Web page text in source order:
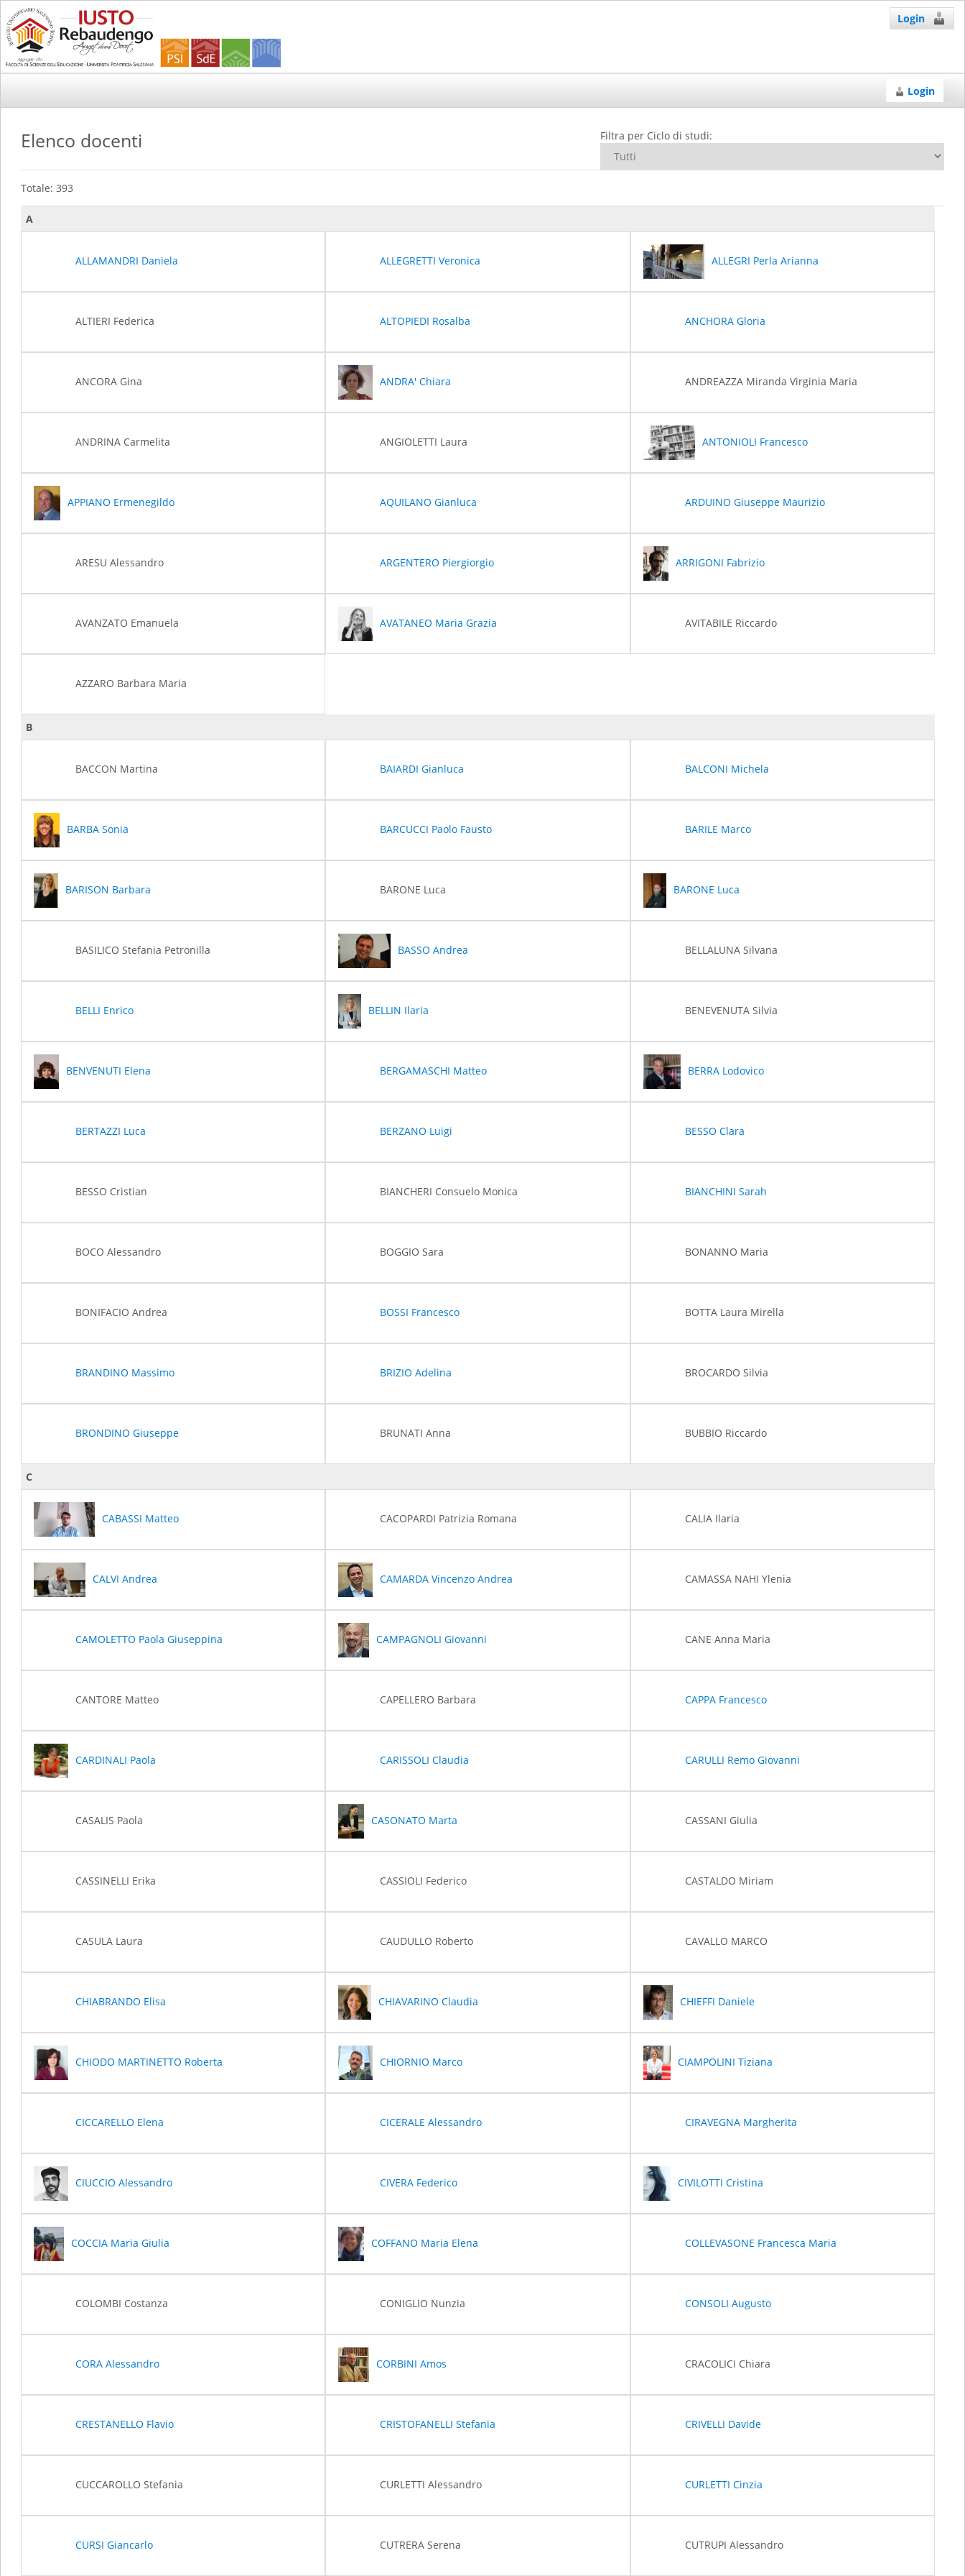
Login
Login
Elenco docenti Filtra per Ciclo di studi:
Totale: 393
A
ALLAMANDRI Daniela ALLEGRETTI Veronica ALLEGRI Perla Arianna
ALTIERI Federica ALTOPIEDI Rosalba ANCHORA Gloria
ANCORA Gina ANDRA' Chiara ANDREAZZA Miranda Virginia Maria
ANDRINA Carmelita ANGIOLETTI Laura ANTONIOLI Francesco
APPIANO Ermenegildo AQUILANO Gianluca ARDUINO Giuseppe Maurizio
ARESU Alessandro ARGENTERO Piergiorgio ARRIGONI Fabrizio
AVANZATO Emanuela AVATANEO Maria Grazia AVITABILE Riccardo
AZZARO Barbara Maria
B
BACCON Martina BAIARDI Gianluca BALCONI Michela
BARBA Sonia BARCUCCI Paolo Fausto BARILE Marco
BARISON Barbara BARONE Luca BARONE Luca
BASILICO Stefania Petronilla BASSO Andrea BELLALUNA Silvana
BELLI Enrico BELLIN Ilaria BENEVENUTA Silvia
BENVENUTI Elena BERGAMASCHI Matteo BERRA Lodovico
BERTAZZI Luca BERZANO Luigi BESSO Clara
BESSO Cristian BIANCHERI Consuelo Monica BIANCHINI Sarah
BOCO Alessandro BOGGIO Sara BONANNO Maria
BONIFACIO Andrea BOSSI Francesco BOTTA Laura Mirella
BRANDINO Massimo BRIZIO Adelina BROCARDO Silvia
BRONDINO Giuseppe BRUNATI Anna BUBBIO Riccardo
C
CABASSI Matteo CACOPARDI Patrizia Romana CALIA Ilaria
CALVI Andrea CAMARDA Vincenzo Andrea CAMASSA NAHI Ylenia
CAMOLETTO Paola Giuseppina CAMPAGNOLI Giovanni CANE Anna Maria
CANTORE Matteo CAPELLERO Barbara CAPPA Francesco
CARDINALI Paola CARISSOLI Claudia CARULLI Remo Giovanni
CASALIS Paola CASONATO Marta CASSANI Giulia
CASSINELLI Erika CASSIOLI Federico CASTALDO Miriam
CASULA Laura CAUDULLO Roberto CAVALLO MARCO
CHIABRANDO Elisa CHIAVARINO Claudia CHIEFFI Daniele
CHIODO MARTINETTO Roberta CHIORNIO Marco CIAMPOLINI Tiziana
CICCARELLO Elena CICERALE Alessandro CIRAVEGNA Margherita
CIUCCIO Alessandro CIVERA Federico CIVILOTTI Cristina
COCCIA Maria Giulia COFFANO Maria Elena COLLEVASONE Francesca Maria
COLOMBI Costanza CONIGLIO Nunzia CONSOLI Augusto
CORA Alessandro CORBINI Amos CRACOLICI Chiara
CRESTANELLO Flavio CRISTOFANELLI Stefania CRIVELLI Davide
CUCCAROLLO Stefania CURLETTI Alessandro CURLETTI Cinzia
CURSI Giancarlo CUTRERA Serena CUTRUPI Alessandro